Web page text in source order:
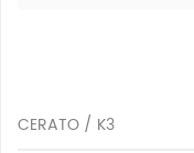
CERATO / K3